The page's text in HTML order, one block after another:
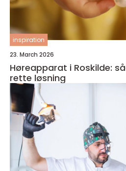
inspiration
23. March 2026
Høreapparat i Roskilde:
rette løsning